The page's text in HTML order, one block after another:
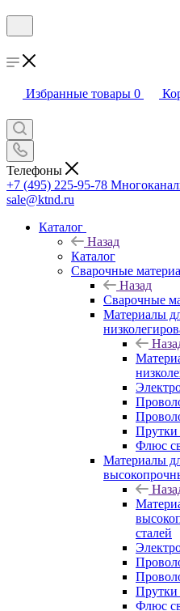
Избранные товары 0
Телефоны
+7 (495) 225-95-78
sale@ktnd.ru
Каталог
Назад
Каталог
Сварочные
Назад
Сварочные
Материалы
Прутки
Флюс
Материалы
сталей
Прутки
Флюс